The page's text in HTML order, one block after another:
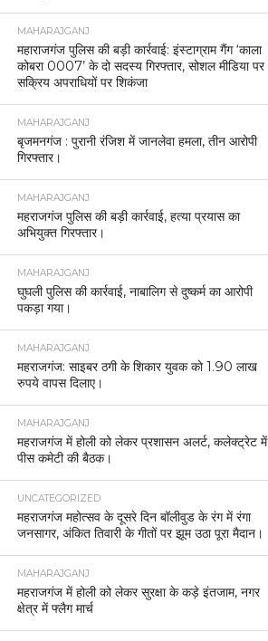
MAHARAJGANJ
महाराजगंज पुलिस की बड़ी कार्रवाई: इंस्टाग्राम गैंग ‘काला
कोबरा 0007’ के दो सदस्य गिरफ्तार, सोशल मीडिया पर
सक्रिय अपराधियों पर शिकंजा
MAHARAJGANJ
बृजमनगंज : पुरानी रंजिश में जानलेवा हमला, तीन आरोपी
गिरफ्तार।
MAHARAJGANJ
महराजगंज पुलिस की बड़ी कार्रवाई, हत्या प्रयास का
अभियुक्त गिरफ्तार।
MAHARAJGANJ
घुघली पुलिस की कार्रवाई, नाबालिग से दुष्कर्म का आरोपी
पकड़ा गया।
MAHARAJGANJ
महराजगंज: साइबर ठगी के शिकार युवक को 1.90 लाख
रुपये वापस दिलाए।
MAHARAJGANJ
महराजगंज में होली को लेकर प्रशासन अलर्ट, कलेक्ट्रेट में
पीस कमेटी की बैठक।
UNCATEGORIZED
महराजगंज महोत्सव के दूसरे दिन बॉलीवुड के रंग में रंगा
जनसागर, अंकित तिवारी के गीतों पर झूम उठा पूरा मैदान।
MAHARAJGANJ
महराजगंज में होली को लेकर सुरक्षा के कड़े इंतजाम, नगर
क्षेत्र में फ्लैग मार्च